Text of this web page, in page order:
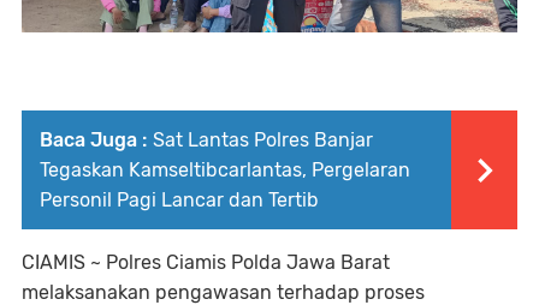
Baca Juga : Sat Lantas Polres Banjar
Tegaskan Kamseltibcarlantas, Pergelaran
Personil Pagi Lancar dan Tertib
CIAMIS ~ Polres Ciamis Polda Jawa Barat
melaksanakan pengawasan terhadap proses